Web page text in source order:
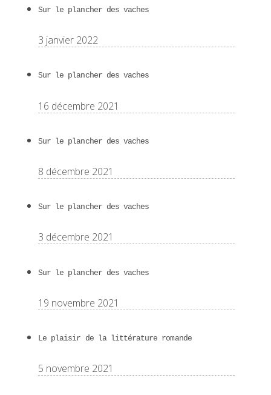
Sur le plancher des vaches
3 janvier 2022
Sur le plancher des vaches
16 décembre 2021
Sur le plancher des vaches
8 décembre 2021
Sur le plancher des vaches
3 décembre 2021
Sur le plancher des vaches
19 novembre 2021
Le plaisir de la littérature romande
5 novembre 2021